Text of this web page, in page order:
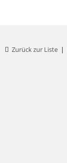
Zurück zur Liste